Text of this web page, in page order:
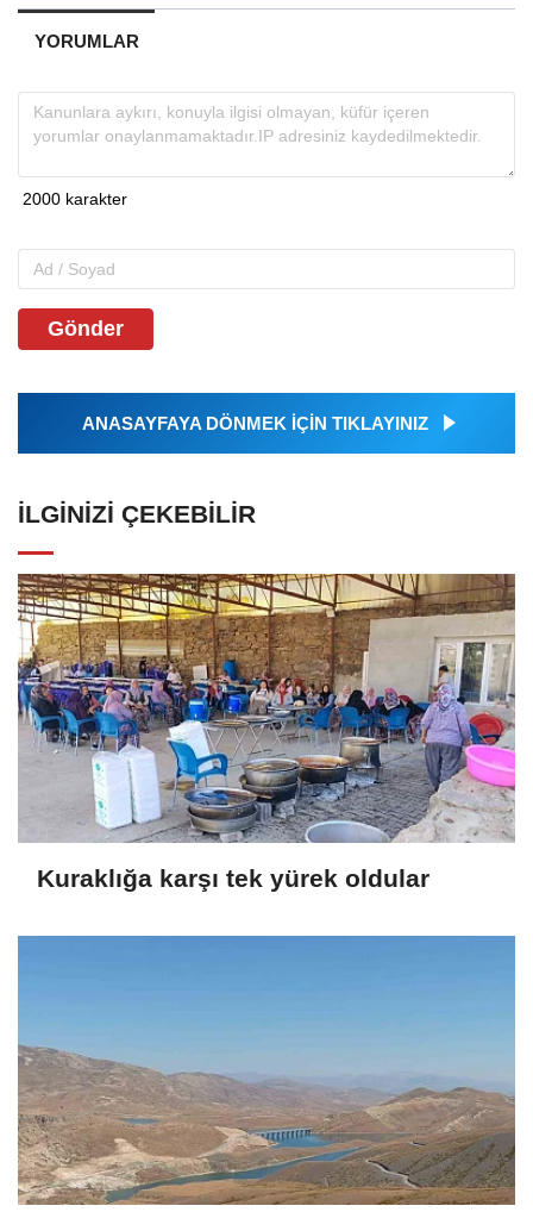
YORUMLAR
Gönder
ANASAYFAYA DÖNMEK İÇİN TIKLAYINIZ
İLGINIZI ÇEKEBILIR
Kuraklığa karşı tek yürek oldular